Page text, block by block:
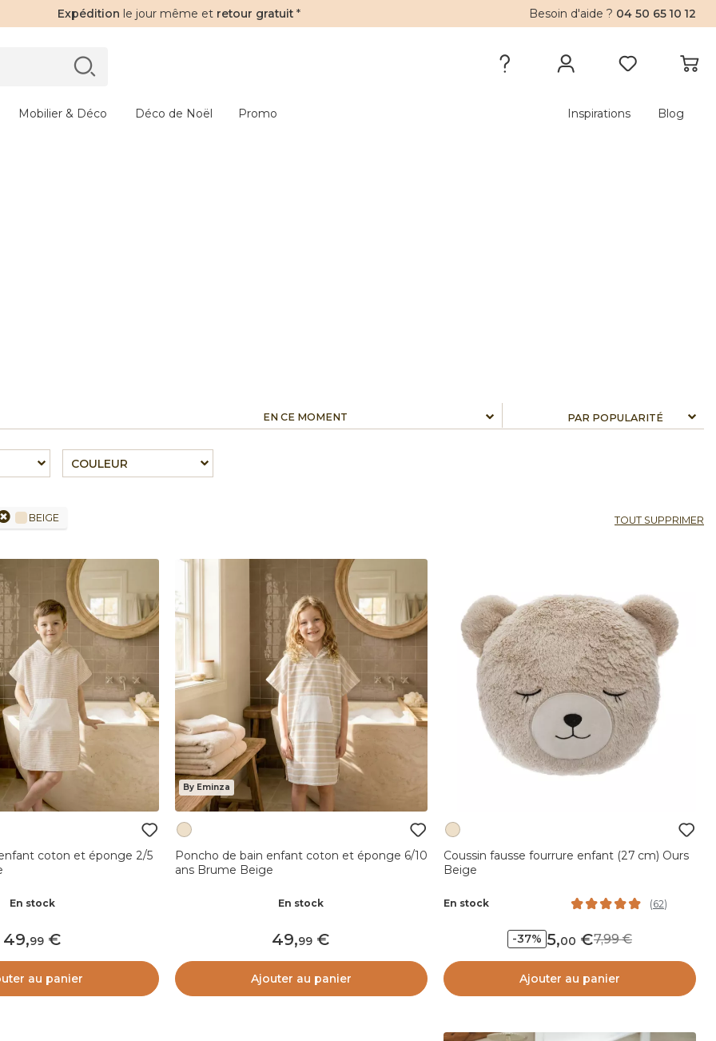
Expédition le jour même et retour gratuit * Besoin d'aide ? 04 50 65 10 12
Mobilier & Déco Déco de Noël Promo Inspirations Blog
EN CE MOMENT
COULEUR
BEIGE TOUT SUPPRIMER
coton et éponge 2/5
En stock
49,99
au panier
By Eminza
Poncho de bain enfant coton et éponge 6/10
ans Brume Beige
En stock
49,99
Ajouter au panier
Coussin fausse fourrure enfant (27 cm) Ours
Beige
En stock (62)
-37% 5,00 7,99
Ajouter au panier